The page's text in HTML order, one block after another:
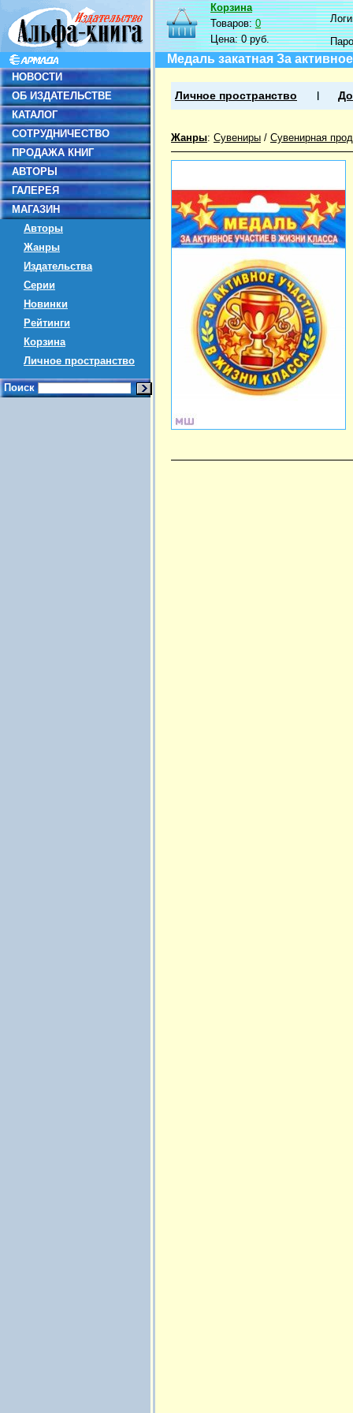
НОВОСТИ
ОБ ИЗДАТЕЛЬСТВЕ
КАТАЛОГ
СОТРУДНИЧЕСТВО
ПРОДАЖА КНИГ
АВТОРЫ
ГАЛЕРЕЯ
МАГАЗИН
Авторы
Жанры
Издательства
Серии
Новинки
Рейтинги
Корзина
Личное пространство
Поиск
Корзина
Товаров:0
Цена:0 руб.
Медаль закатная За
Личное пространство
Жанры: Сувениры / Сувенирная